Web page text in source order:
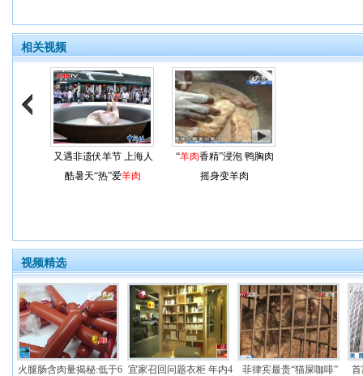
相关视频
又遇非遗伏羊节 上海人
酷暑天“热”爱羊肉
“羊肉香精”浸泡 鸭胸肉
摇身变羊肉
视频精选
火腿肠含肉量揭秘:低于6 宜家召回问题衣柜 年内4
菲律宾最贵“猫屎咖啡”